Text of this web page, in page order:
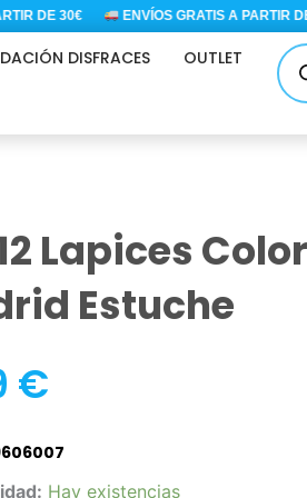
DE 30€ ENVÍOS GRATIS A PARTIR DE
DISFRACES OUTLET
de
Lapices
Estuche
€
Hay existencias